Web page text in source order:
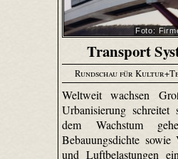
Foto:
Transport
Rundschau für
Weltweit wachsen
Urbanisierung
dem Wachstum
Bebauungsdichte
und Luftbelastungen